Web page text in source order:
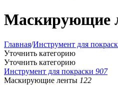
Маскирующие
Главная/Инструмент для
Уточнить категорию
Уточнить категорию
Инструмент для покраски 907
Маскирующие ленты 122